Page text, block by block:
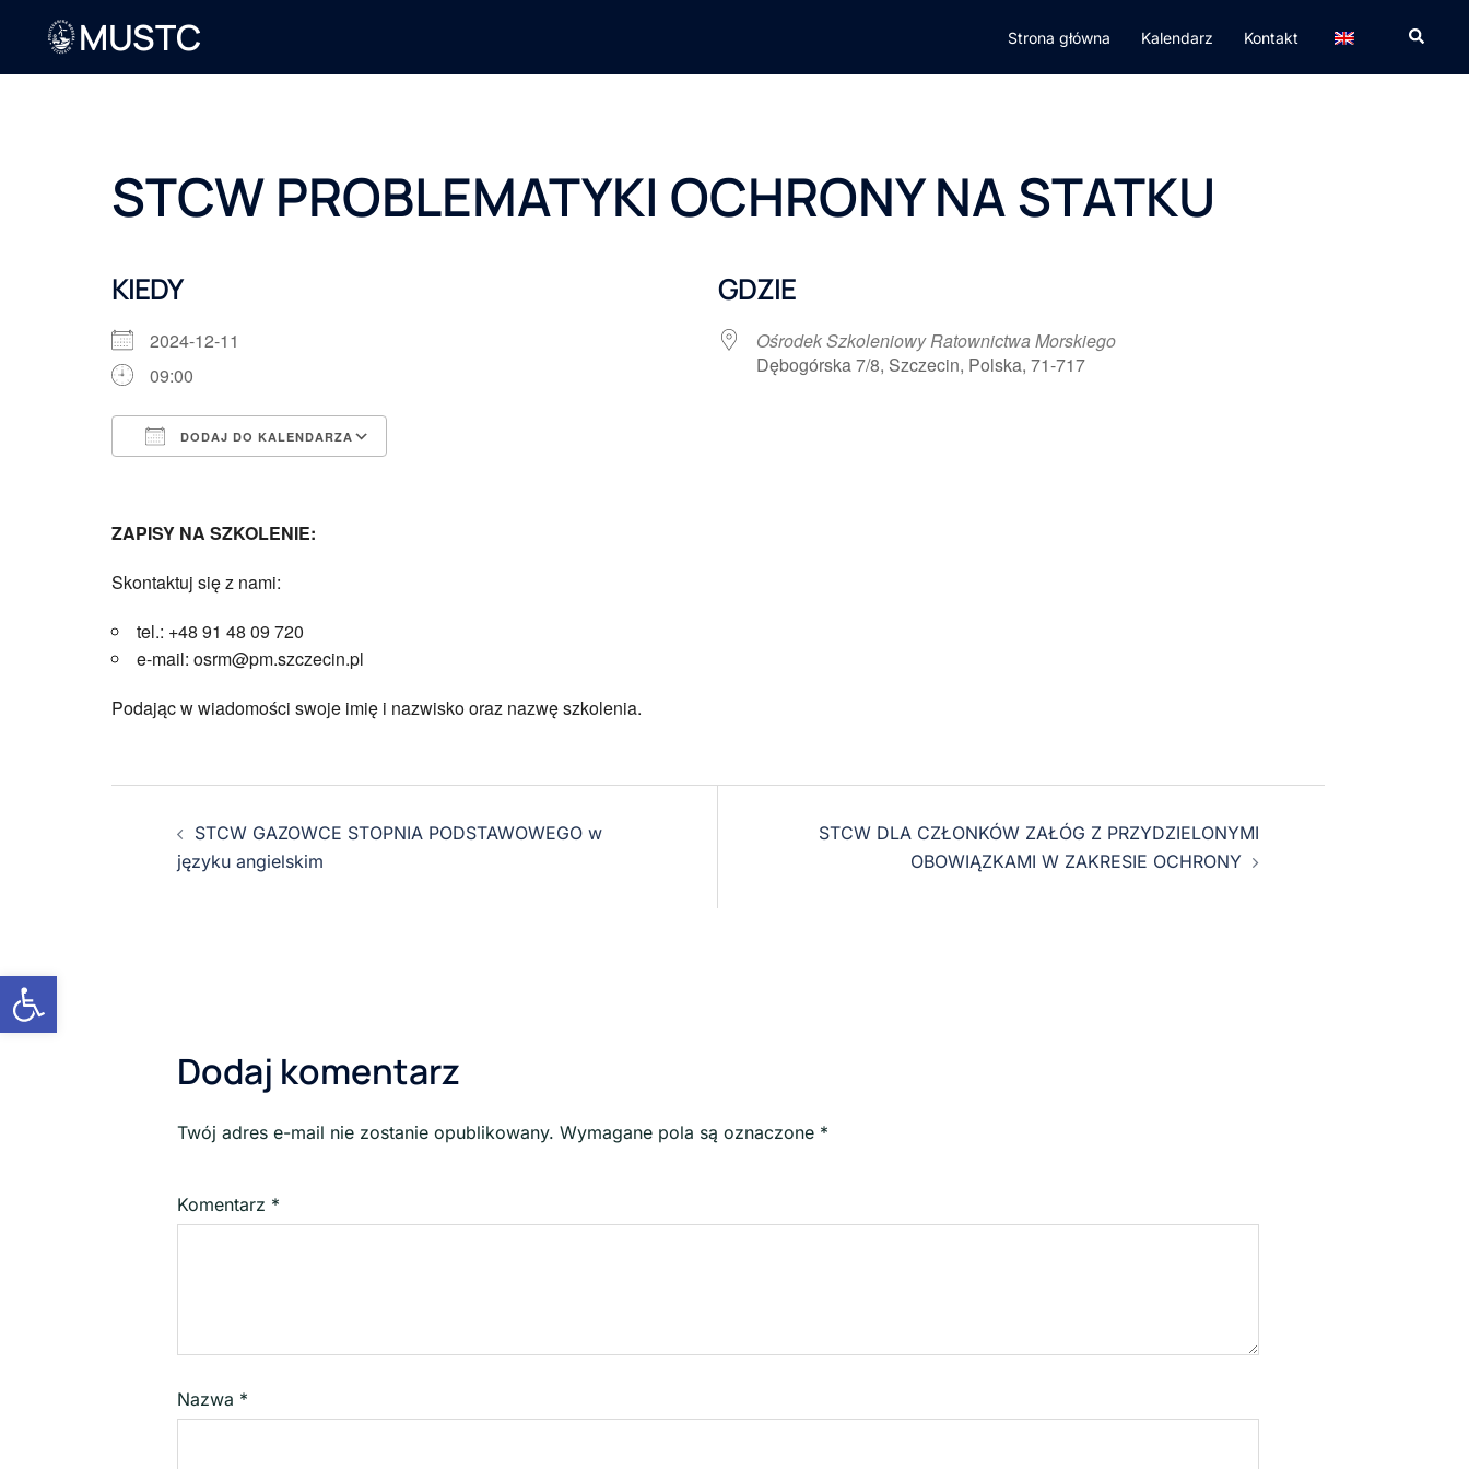
Otwórz pasek narzędzi
MUSTC Strona główna Kalendarz Kontakt
STCW PROBLEMATYKI OCHRONY NA STATKU
KIEDY
2024-12-11
09:00
DODAJ DO KALENDARZA
GDZIE
Ośrodek Szkoleniowy Ratownictwa Morskiego
Dębogórska 7/8, Szczecin, Polska, 71-717
ZAPISY NA SZKOLENIE:
Skontaktuj się z nami:
tel.: +48 91 48 09 720
e-mail: osrm@pm.szczecin.pl
Podając w wiadomości swoje imię i nazwisko oraz nazwę szkolenia.
STCW GAZOWCE STOPNIA PODSTAWOWEGO w
języku angielskim
STCW DLA CZŁONKÓW ZAŁÓG Z PRZYDZIELONYMI
OBOWIĄZKAMI W ZAKRESIE OCHRONY
Dodaj komentarz
Twój adres e-mail nie zostanie opublikowany. Wymagane pola są oznaczone *
Komentarz *
Nazwa *